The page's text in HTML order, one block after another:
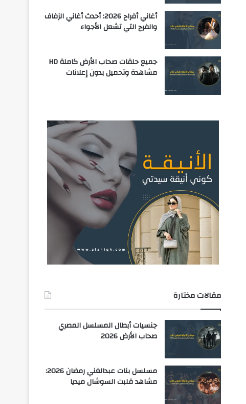
أغاني أفراح 2026: أحدث أغاني الزفاف
والفرح التي تشعل الأجواء
جميع حلقات صحاب الأرض كاملة HD
مشاهدة وتحميل بدون إعلانات
مقالات مختارة
جنسيات أبطال المسلسل المصري
صحاب الأرض 2026
مسلسل بنات عبدالغني رمضان 2026:
مشاهد قلبت السوشال ميديا